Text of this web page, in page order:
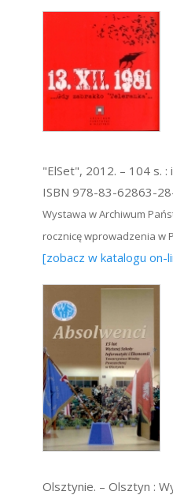
"ElSet", 2012. – 104 s. :
ISBN 978-83-62863-
Wystawa w Archiwum
rocznicę wprowadzenia w
[zobacz w katalogu on-
Olsztynie. – Olsztyn :